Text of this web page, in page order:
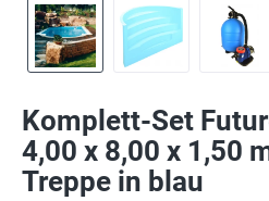
Komplett-Set
4,00 x 8,00 x 1,50
Treppe in blau